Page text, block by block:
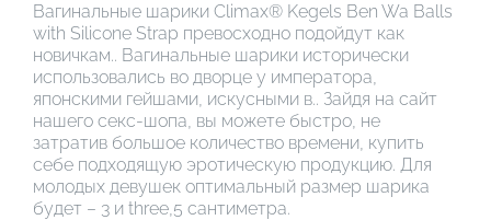
Вагинальные шарики Climax® Kegels Ben Wa Balls
with Silicone Strap превосходно подойдут как
новичкам.. Вагинальные шарики исторически
использовались во дворце у императора,
японскими гейшами, искусными в.. Зайдя на сайт
нашего секс-шопа, вы можете быстро, не
затратив большое количество времени, купить
себе подходящую эротическую продукцию. Для
молодых девушек оптимальный размер шарика
будет – 3 и three,5 сантиметра.